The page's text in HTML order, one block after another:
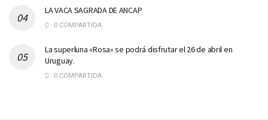
LA VACA SAGRADA DE ANCAP
0 COMPARTIDA
La superluna «Rosa» se podrá disfrutar el 26 de abril en
Uruguay.
0 COMPARTIDA